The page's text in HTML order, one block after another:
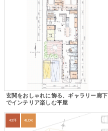
玄関をおしゃれに飾る、ギャラリー廊下
でインテリア楽しむ平屋
43坪 4LDK